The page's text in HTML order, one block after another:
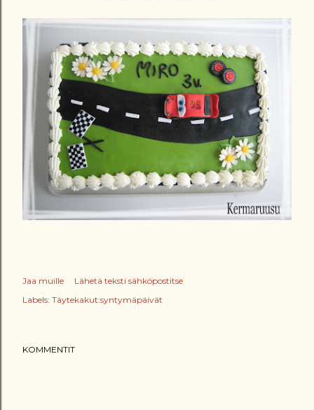
Jaa muille
Lähetä teksti sähköpostitse
Labels: Täytekakut:syntymäpäivät
KOMMENTIT